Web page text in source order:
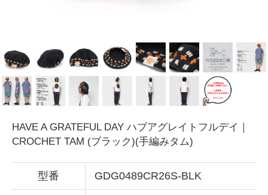
HAVE A GRATEFUL DAY ハブアグレイトフルデイ｜
CROCHET TAM (ブラック)(手編みタム)
型番 GDG0489CR26S-BLK